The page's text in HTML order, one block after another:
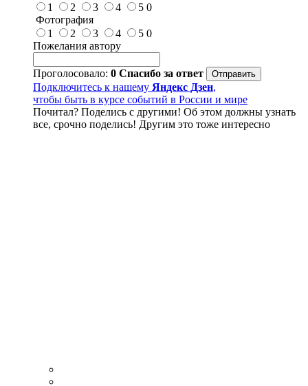
1
2 3 4 5 0
Фотография
1
2 3 4 5 0
Пожелания автору
Проголосовало: 0 Спасибо за ответ
Подключитесь к нашему Яндекс Дзен,
чтобы быть в курсе событий в России и мире
Почитал? Поделись с другими! Об этом должны узнать
все, срочно поделись! Другим это тоже интересно